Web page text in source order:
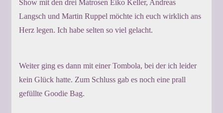
Show mit den drei Matrosen Eiko Keller, Andreas
Langsch und Martin Ruppel möchte ich euch wirklich ans
Herz legen. Ich habe selten so viel gelacht.
Weiter ging es dann mit einer Tombola, bei der ich leider
kein Glück hatte. Zum Schluss gab es noch eine prall
gefüllte Goodie Bag.